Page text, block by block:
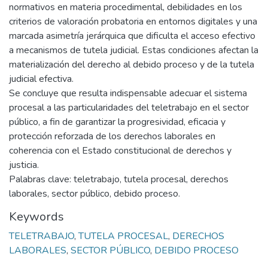
normativos en materia procedimental, debilidades en los
criterios de valoración probatoria en entornos digitales y una
marcada asimetría jerárquica que dificulta el acceso efectivo
a mecanismos de tutela judicial. Estas condiciones afectan la
materialización del derecho al debido proceso y de la tutela
judicial efectiva.
Se concluye que resulta indispensable adecuar el sistema
procesal a las particularidades del teletrabajo en el sector
público, a fin de garantizar la progresividad, eficacia y
protección reforzada de los derechos laborales en
coherencia con el Estado constitucional de derechos y
justicia.
Palabras clave: teletrabajo, tutela procesal, derechos
laborales, sector público, debido proceso.
Keywords
TELETRABAJO,TUTELA PROCESAL, DERECHOS
LABORALES, SECTOR PÚBLICO, DEBIDO PROCESO